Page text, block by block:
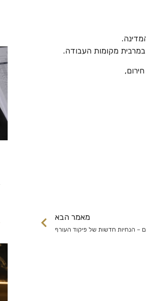
במרבית מקומות העבודה.
מאמר הבא
– הנחיות חדשות של פיקוד העורף